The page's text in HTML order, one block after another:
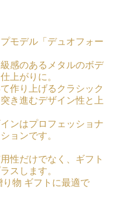
モデル「デュオフォー
感のあるメタルのボデ
上がりに。
作り上げるクラシック
き進むデザイン性と上
ンはプロフェッショナ
ョンです。
性だけでなく、ギフト
スします。
物 ギフトに最適で